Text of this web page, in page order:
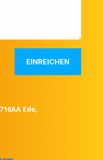
EINREICHEN
Ede,